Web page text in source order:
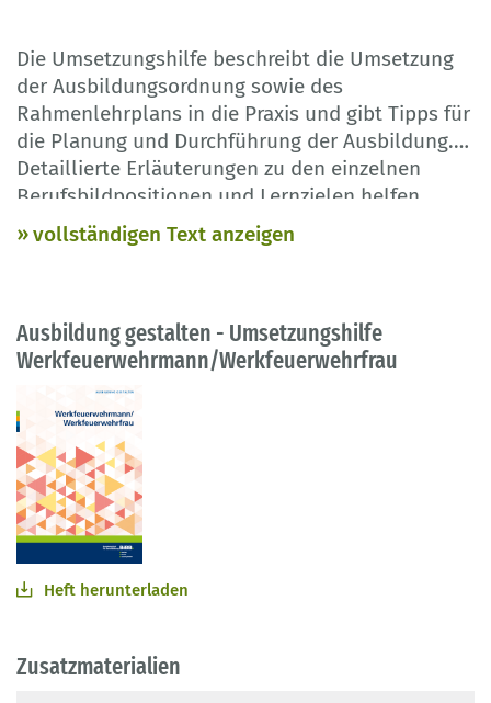
Die Umsetzungshilfe beschreibt die Umsetzung
der Ausbildungsordnung sowie des
Rahmenlehrplans in die Praxis und gibt Tipps für
die Planung und Durchführung der Ausbildung.
Detaillierte Erläuterungen zu den einzelnen
Berufsbildpositionen und Lernzielen helfen
Ausbildenden bei der Vermittlung der Inhalte.
Darüber hinaus liefert die Publikation Beispiele
praktische Prüfungsaufgaben.
Die Umsetzungshilfe basiert auf der Verordnung
vom 22. Mai 2015.
vollständigen Text anzeigen
Ausbildung gestalten - Umsetzungshilfe
Werkfeuerwehrmann/Werkfeuerwehrfrau
Heft herunterladen
Zusatzmaterialien